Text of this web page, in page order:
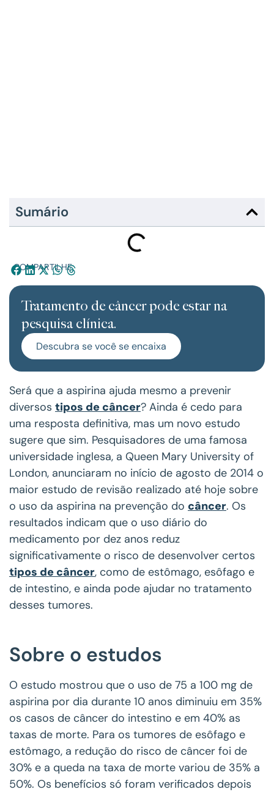
Sumário
COMPARTILHE:
Tratamento de câncer pode estar na
pesquisa clínica.
Descubra se você se encaixa
Será que a aspirina ajuda mesmo a prevenir
diversos tipos de câncer? Ainda é cedo para
uma resposta definitiva, mas um novo estudo
sugere que sim. Pesquisadores de uma famosa
universidade inglesa, a Queen Mary University of
London, anunciaram no início de agosto de 2014 o
maior estudo de revisão realizado até hoje sobre
o uso da aspirina na prevenção do câncer. Os
resultados indicam que o uso diário do
medicamento por dez anos reduz
significativamente o risco de desenvolver certos
tipos de câncer, como de estômago, esôfago e
de intestino, e ainda pode ajudar no tratamento
desses tumores.
Sobre o estudos
O estudo mostrou que o uso de 75 a 100 mg de
aspirina por dia durante 10 anos diminuiu em 35%
os casos de câncer do intestino e em 40% as
taxas de morte. Para os tumores de esôfago e
estômago, a redução do risco de câncer foi de
30% e a queda na taxa de morte variou de 35% a
50%. Os benefícios só foram verificados depois